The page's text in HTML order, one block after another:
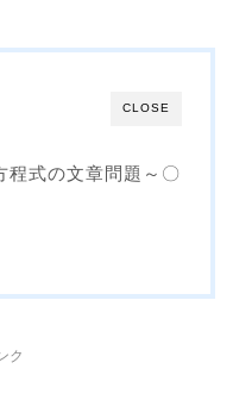
CLOSE
程式の文章問題～〇
ク